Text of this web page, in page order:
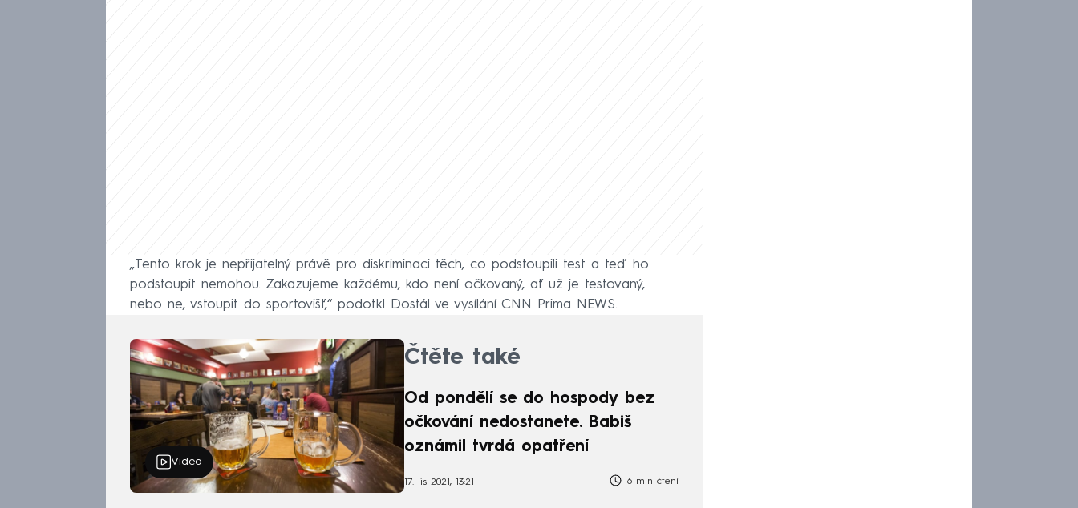
„Tento krok je nepřijatelný právě pro diskriminaci těch, co podstoupili test a teď ho
podstoupit nemohou. Zakazujeme každému, kdo není očkovaný, ať už je testovaný,
nebo ne, vstoupit do sportovišť,“ podotkl Dostál ve vysílání CNN Prima NEWS.
Video
Čtěte také
Od pondělí se do hospody bez
očkování nedostanete. Babiš
oznámil tvrdá opatření
17. lis 2021, 13:21 6 min čtení